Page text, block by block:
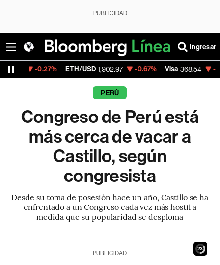
PUBLICIDAD
Ingresar
ETH/USD 1,902.97 -0.67% Visa 368.54 -0.28%
PERÚ
Congreso de Perú está
más cerca de vacar a
Castillo, según
congresista
Desde su toma de posesión hace un año, Castillo se ha
enfrentado a un Congreso cada vez más hostil a
medida que su popularidad se desploma
22
PUBLICIDAD